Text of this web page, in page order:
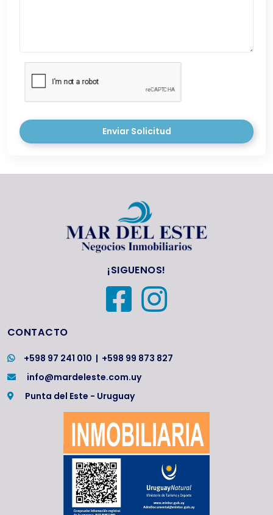
Enviar Solicitud
¡SIGUENOS!
CONTACTO
+598 97 241 010 | +598 99 873 827
info@mardeleste.com.uy
Punta del Este - Uruguay